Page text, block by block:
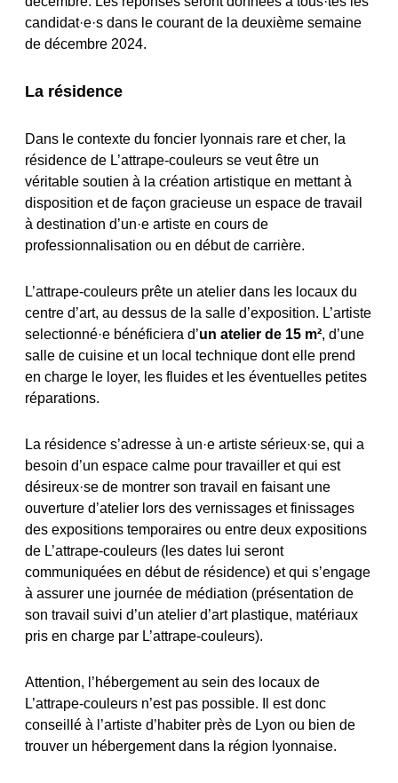
candidat·e·s dans le courant de la deuxième semaine
de décembre 2024.
La résidence
Dans le contexte du foncier lyonnais rare et cher, la
résidence de L’attrape-couleurs se veut être un
véritable soutien à la création artistique en mettant à
disposition et de façon gracieuse un espace de travail
à destination d’un·e artiste en cours de
professionnalisation ou en début de carrière.
L’attrape-couleurs prête un atelier dans les locaux du
centre d’art, au dessus de la salle d’exposition. L’artiste
selectionné·e bénéficiera d’un atelier de 15 m², d’une
salle de cuisine et un local technique dont elle prend
en charge le loyer, les fluides et les éventuelles petites
réparations.
La résidence s’adresse à un·e artiste sérieux·se, qui a
besoin d’un espace calme pour travailler et qui est
désireux·se de montrer son travail en faisant une
ouverture d’atelier lors des vernissages et finissages
des expositions temporaires ou entre deux expositions
de L’attrape-couleurs (les dates lui seront
communiquées en début de résidence) et qui s’engage
à assurer une journée de médiation (présentation de
son travail suivi d’un atelier d’art plastique, matériaux
pris en charge par L’attrape-couleurs).
Attention, l’hébergement au sein des locaux de
L’attrape-couleurs n’est pas possible. Il est donc
conseillé à l’artiste d’habiter près de Lyon ou bien de
trouver un hébergement dans la région lyonnaise.